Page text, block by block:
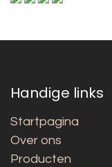
Handige links
Startpagina
Over ons
Producten